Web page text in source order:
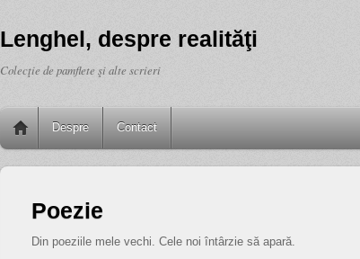
Lenghel, despre realităţi
Colecţie de pamflete şi alte scrieri
Despre Contact
Poezie
Din poeziile mele vechi. Cele noi întârzie să apară.